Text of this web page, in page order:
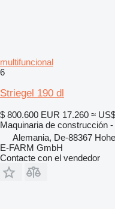
multifuncional
6
Striegel 190 dl
$ 800.600 EUR 17.260 ≈
Maquinaria de construcción
Alemania, De-88367
E-FARM GmbH
Contacte con el vendedor